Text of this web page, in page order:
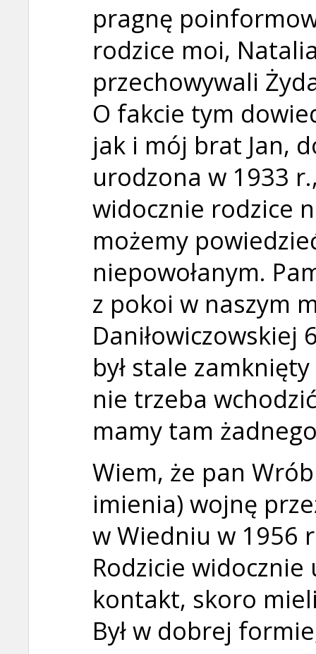
pragnę
rodzice moi,
przechowywali
O fakcie tym
jak i mój brat Jan,
urodzona w 1933
widocznie rodzice
możemy
niepowołanym.
z pokoi w naszym
Daniłowiczowskiej
był stale
nie trzeba
mamy tam
Wiem, że pan
imienia) wojnę
w Wiedniu w 1956
Rodzicie
kontakt, skoro
Był w dobrej